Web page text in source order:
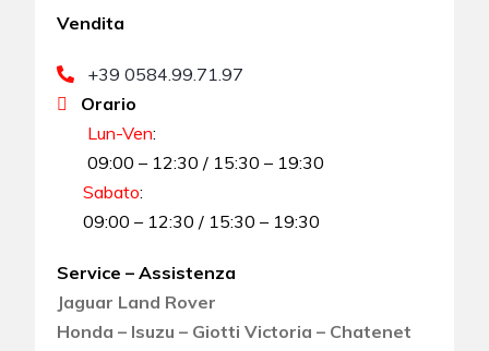
Vendita
+39 0584.99.71.97
Orario
Lun-Ven:
09:00 – 12:30 / 15:30 – 19:30
Sabato:
09:00 – 12:30 / 15:30 – 19:30
Service – Assistenza
Jaguar Land Rover
Honda – Isuzu – Giotti Victoria – Chatenet